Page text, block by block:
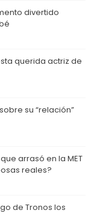
divertido
querida actriz de
su “relación”
arrasó en la MET
reales?
de Tronos los